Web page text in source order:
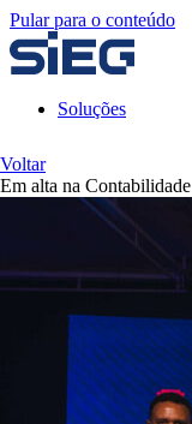
Pular para o conteúdo
Soluções
Voltar
Em alta na Contabilidade